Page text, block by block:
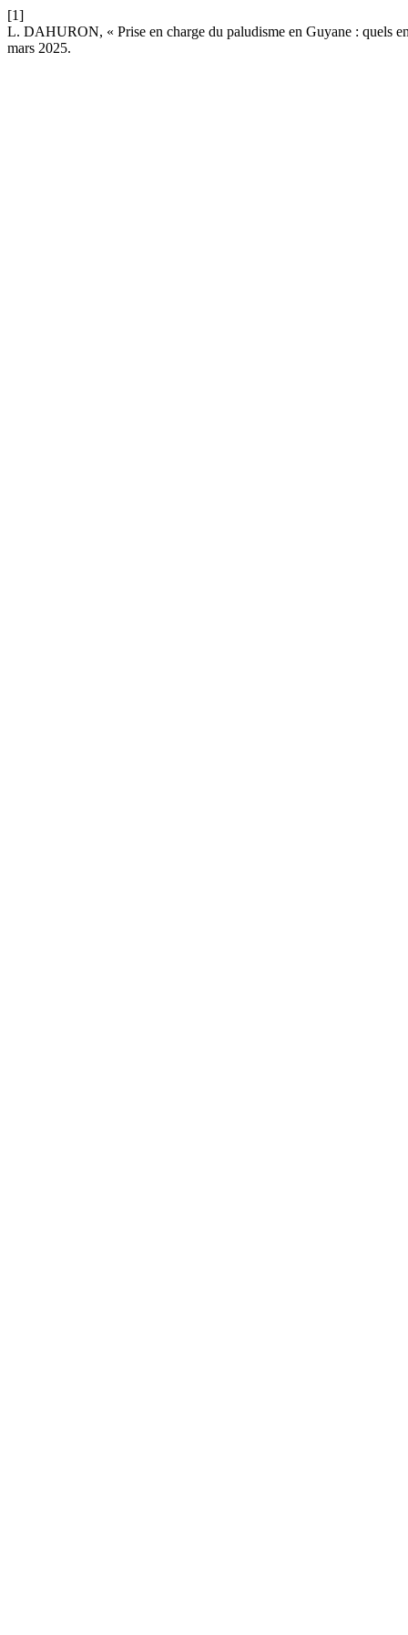
[1]
L. DAHURON, « Prise en charge du paludisme en Guyane : quels
mars 2025.